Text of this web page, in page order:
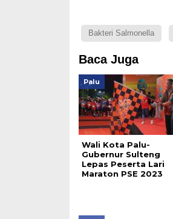
Bakteri Salmonella
Baca Juga
Palu
Wali Kota Palu-
Gubernur Sulteng
Lepas Peserta Lari
Maraton PSE 2023